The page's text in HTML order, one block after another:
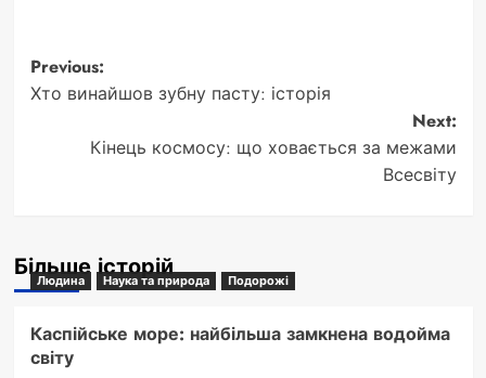
Post
navigation
Previous:
Хто винайшов зубну пасту: історія
Next:
Кінець космосу: що ховається за межами
Всесвіту
Більше історій
Людина Наука та природа Подорожі
Каспійське море: найбільша замкнена водойма
світу